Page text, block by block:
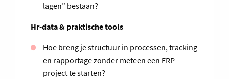
lagen” bestaan?
Hr-data & praktische tools
Hoe breng je structuur in processen, tracking
en rapportage zonder meteen een ERP-
project te starten?